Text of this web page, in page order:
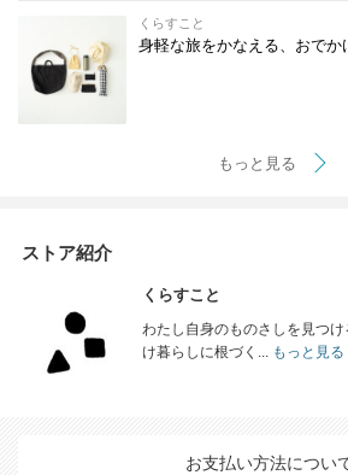
くらすこと
身軽な旅をかなえる、おでか
もっと見る
ストア紹介
くらすこと
わたし自身のものさしを見つ
け暮らしに根づく...もっと見る
お支払い方法につい